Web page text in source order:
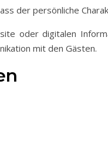
der persönliche
oder digitalen
mit den Gästen.